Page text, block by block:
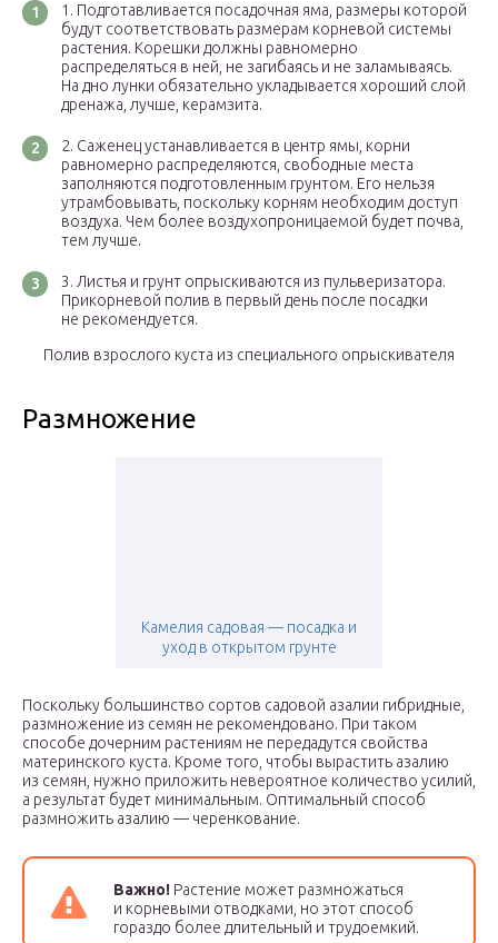
Подготавливается посадочная яма, размеры которой
будут соответствовать размерам корневой системы
растения. Корешки должны равномерно
распределяться в ней, не загибаясь и не заламываясь.
На дно лунки обязательно укладывается хороший слой
дренажа, лучше, керамзита.
Саженец устанавливается в центр ямы, корни
равномерно распределяются, свободные места
заполняются подготовленным грунтом. Его нельзя
утрамбовывать, поскольку корням необходим доступ
воздуха. Чем более воздухопроницаемой будет почва,
тем лучше.
Листья и грунт опрыскиваются из пульверизатора.
Прикорневой полив в первый день после посадки
не рекомендуется.
Полив взрослого куста из специального опрыскивателя
Размножение
Камелия садовая — посадка и
уход в открытом грунте
Поскольку большинство сортов садовой азалии гибридные,
размножение из семян не рекомендовано. При таком
способе дочерним растениям не передадутся свойства
материнского куста. Кроме того, чтобы вырастить азалию
из семян, нужно приложить невероятное количество усилий,
а результат будет минимальным. Оптимальный способ
размножить азалию — черенкование.
Важно! Растение может размножаться
и корневыми отводками, но этот способ
гораздо более длительный и трудоемкий.